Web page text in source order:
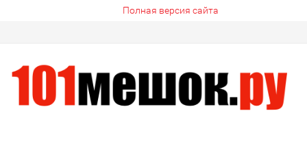
Полная версия сайта